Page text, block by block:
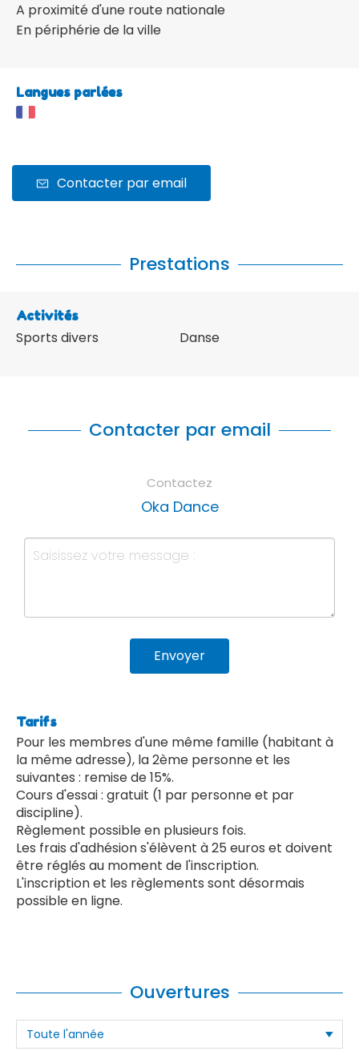
A proximité d'une route nationale
En périphérie de la ville
Langues parlées
Contacter par email
Prestations
Activités
Sports divers Danse
Contacter par email
Contactez
Oka Dance
Envoyer
Tarifs
Pour les membres d'une même famille (habitant à
la même adresse), la 2ème personne et les
suivantes : remise de 15%.
Cours d'essai : gratuit (1 par personne et par
discipline).
Règlement possible en plusieurs fois.
Les frais d'adhésion s'élèvent à 25 euros et doivent
être réglés au moment de l'inscription.
L'inscription et les règlements sont désormais
possible en ligne.
Ouvertures